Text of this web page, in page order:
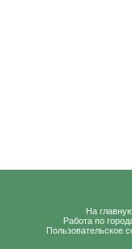
На
Работа по
Пользовательское